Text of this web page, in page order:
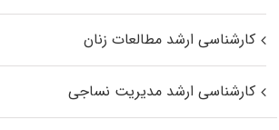
کارشناسی ارشد مطالعات زنان
کارشناسی ارشد مدیریت نساجی